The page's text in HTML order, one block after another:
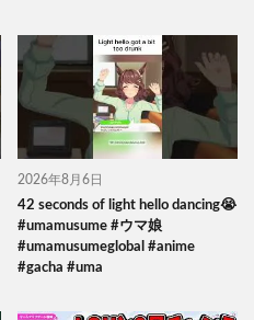
2026年8月6日
42 seconds of light hello dancing😭
#umamusume #ウマ娘
#umamusumeglobal #anime
#gacha #uma